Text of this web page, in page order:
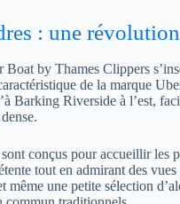
: une
by Thames Clippers
de la marque
Barking Riverside à l’est,
conçus pour accueillir les
tout en admirant des
même une petite sélection